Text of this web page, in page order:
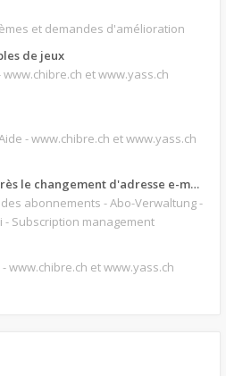
et demandes d'amélioration
tables de jeux
et www.yass.ch
- www.chibre.ch et www.yass.ch
le changement d'adresse e-mail.
abonnements - Abo-Verwaltung -
Subscription management
www.chibre.ch et www.yass.ch